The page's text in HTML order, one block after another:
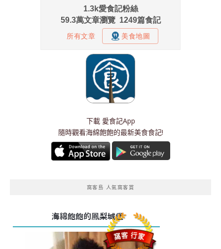
下載 愛食記App
隨時觀看海綿飽飽的最新美食食記!
窩客島 人氣窩客賞